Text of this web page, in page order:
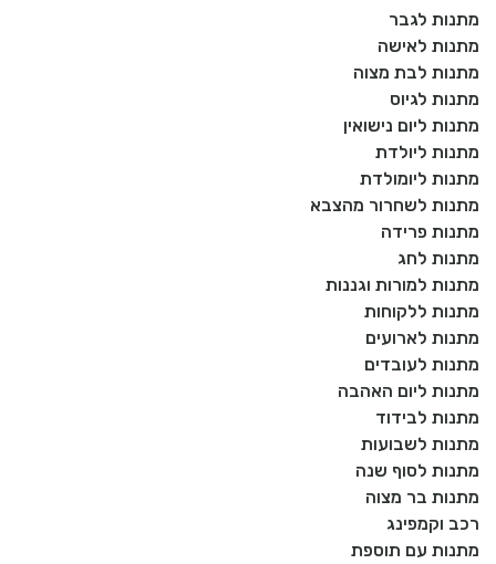
מתנות לגבר
מתנות לאישה
מתנות לבת מצוה
מתנות לגיוס
מתנות ליום נישואין
מתנות ליולדת
מתנות ליומולדת
מתנות לשחרור מהצבא
מתנות פרידה
מתנות לחג
מתנות למורות וגננות
מתנות ללקוחות
מתנות לארועים
מתנות לעובדים
מתנות ליום האהבה
מתנות לבידוד
מתנות לשבועות
מתנות לסוף שנה
מתנות בר מצוה
רכב וקמפינג
מתנות עם תוספת